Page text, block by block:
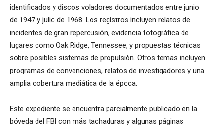
identificados y discos voladores documentados entre junio
de 1947 y julio de 1968. Los registros incluyen relatos de
incidentes de gran repercusión, evidencia fotográfica de
lugares como Oak Ridge, Tennessee, y propuestas técnicas
sobre posibles sistemas de propulsión. Otros temas incluyen
programas de convenciones, relatos de investigadores y una
amplia cobertura mediática de la época.
Este expediente se encuentra parcialmente publicado en la
bóveda del FBI con más tachaduras y algunas páginas